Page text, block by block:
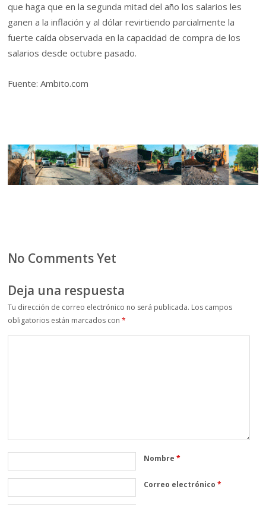
que haga que en la segunda mitad del año los salarios les
ganen a la inflación y al dólar revirtiendo parcialmente la
fuerte caída observada en la capacidad de compra de los
salarios desde octubre pasado.
Fuente: Ambito.com
No Comments Yet
Deja una respuesta
Tu dirección de correo electrónico no será publicada. Los campos
obligatorios están marcados con*
Nombre*
Correo electrónico*